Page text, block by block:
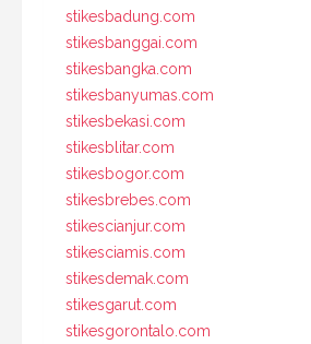
stikesbadung.com
stikesbanggai.com
stikesbangka.com
stikesbanyumas.com
stikesbekasi.com
stikesblitar.com
stikesbogor.com
stikesbrebes.com
stikescianjur.com
stikesciamis.com
stikesdemak.com
stikesgarut.com
stikesgorontalo.com